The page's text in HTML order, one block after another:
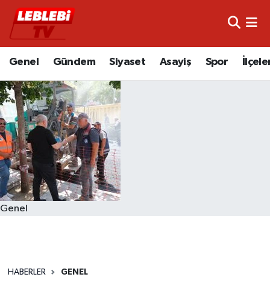
Genel Gündem Siyaset Asayiş Spor
Genel
HABERLER GENEL
Hava Durumu
Trafik Durumu
Süper Lig Puan Durumu ve Fikstür
Tüm Manşetler
Son Dakika Haberleri